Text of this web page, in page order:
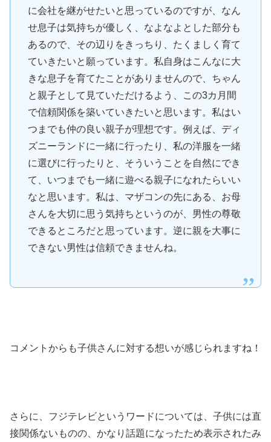
に会社を継がせたいと思っているのですが、なん
せ息子は気持ちが優しく、なよなよとした部分も
あるので、その辺りをきっちり、たくましく育て
ていきたいと願っています。私自身はこんなに大
きな息子を育てたことがありませんので、ちゃん
と親子として見ていただけるよう、この3カ月間
で信頼関係を築いていきたいと思います。私はい
つまでも仲の良い親子が理想です。例えば、ディ
ズニーランドに一緒に行ったり、私の洋服を一緒
に選びに行ったりと、そういうことを自然にでき
て、いつまでも一緒に遊べる親子になれたらいい
なと思います。私は、マザコンの先にある、お母
さんを大切に思う気持ちというのが、男性の尊敬
できるところだと思っています。逆に親を大事に
できない男性は信頼できませんね。
コメントからも子供さんに対する想いが感じられますね！
さらに、フジテレビというワードについては、子供には直
接関係ないものの、かなり話題になったため表示されたみ